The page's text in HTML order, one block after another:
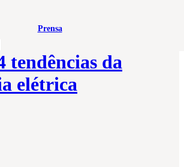
Prensa
tendências da
elétrica